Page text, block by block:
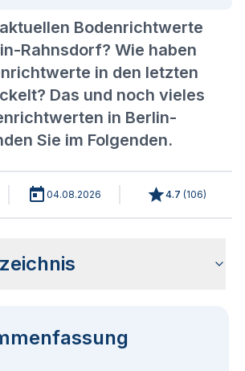
Bodenrichtwerte
Rahnsdorf? Wie haben
in den letzten
Das und noch vieles
in Berlin-
Sie im Folgenden.
04.08.2026 4.7 (106)